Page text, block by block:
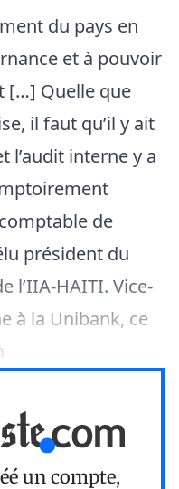
du pays en
et à pouvoir
[…] Quelle que
il faut qu’il y ait
l’audit interne y a
de
président du
l’IIA-HAITI. Vice-
à la Unibank, ce
un compte,